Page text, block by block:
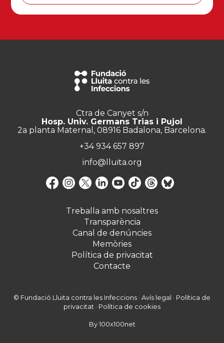
Ctra de Canyet s/n
Hosp. Univ. Germans Trias i Pujol
2a planta Maternal, 08916 Badalona, Barcelona.
+34 934 657 897
info@lluita.org
Treballa amb nosaltres
Transparència
Canal de denúncies
Memòries
Política de privacitat
Contacte
© Fundació Lluita contra les Infeccions · Avís legal · Política de
privacitat · Política de cookies
By 100x100net